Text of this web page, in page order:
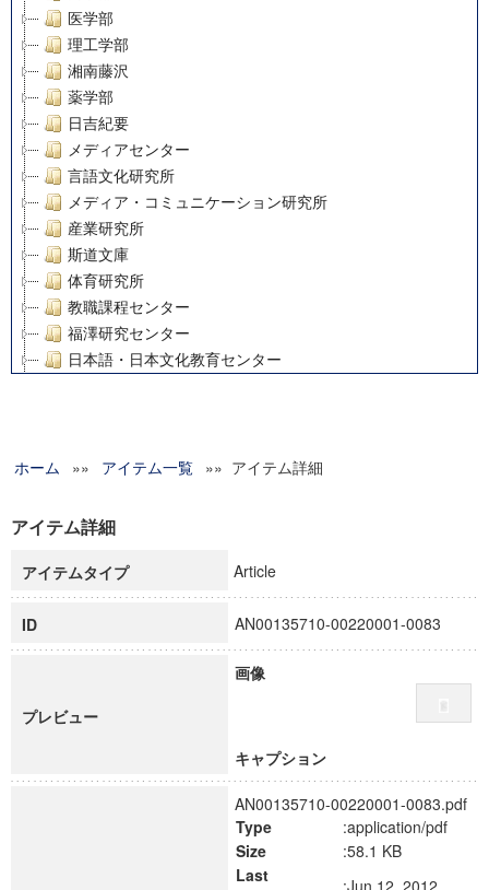
医学部
理工学部
湘南藤沢
薬学部
日吉紀要
メディアセンター
言語文化研究所
メディア・コミュニケーション研究所
産業研究所
斯道文庫
体育研究所
教職課程センター
福澤研究センター
日本語・日本文化教育センター
グローバルリサーチインスティテュート
科学研究費補助金研究成果報告書
慶應義塾大学グローバルCOEプログラム市民社会ガバナンス
慶應義塾大学グローバルCOEプログラム論理と感性の先端的
博士課程教育リーディングプログラム「超成熟社会発展のサ
学術雑誌掲載論文等(8)
ホーム »» アイテム一覧 »» アイテム詳細
アイテム詳細
アイテムタイプ Article
ID AN00135710-00220001-0083
プレビュー
画像
キャプション
AN00135710-00220001-0083.pdf
Type
:application/pdf
Size
:58.1 KB
Last
:Jun 12, 2012